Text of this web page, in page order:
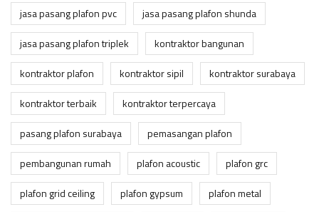
jasa pasang plafon pvc
jasa pasang plafon shunda
jasa pasang plafon triplek
kontraktor bangunan
kontraktor plafon
kontraktor sipil
kontraktor surabaya
kontraktor terbaik
kontraktor terpercaya
pasang plafon surabaya
pemasangan plafon
pembangunan rumah
plafon acoustic
plafon grc
plafon grid ceiling
plafon gypsum
plafon metal